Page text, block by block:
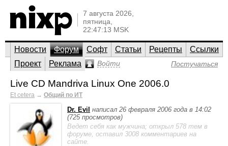
7 августа 2026,
пятница,
22:47:13 MSK
Новости Форум Софт Статьи Рецепты
Ссылки
Проект
Реклама Войти Постучаться
Live CD Mandriva Linux One 2006.0
Et cetera → Общий по ИТ
Dr. Evil написал 26 февраля 2006 года в 14:02
(725 просмотров)
Ведет себя как мужчина; открыл 578 тем в
форуме, оставил 3008 комментариев на
сайте.